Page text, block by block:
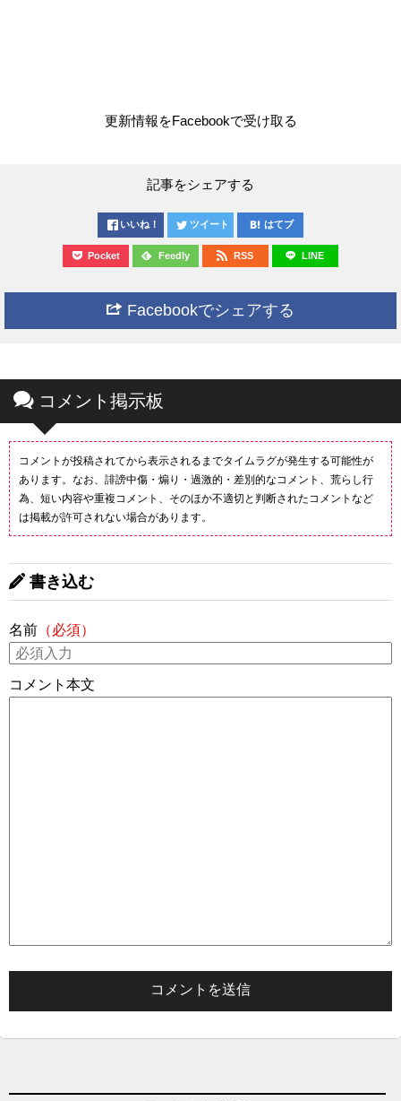
更新情報をFacebookで受け取る
記事をシェアする
いいね！ ツイート はてブ
Pocket Feedly RSS LINE
Facebookでシェアする
コメント掲示板
コメントが投稿されてから表示されるまでタイムラグが発生する可能性が
あります。なお、誹謗中傷・煽り・過激的・差別的なコメント、荒らし行
為、短い内容や重複コメント、そのほか不適切と判断されたコメントなど
は掲載が許可されない場合があります。
書き込む
名前 （必須）
コメント本文